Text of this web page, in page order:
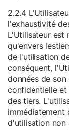
2.2.4
l'exhaustivité
L'Utilisateur est
qu'envers
de l'utilisation
conséquent,
données de
confidentielle et
des tiers.
immédiatement
d'utilisation non